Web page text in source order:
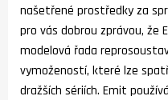
našetřené prostředky za
pro vás dobrou zprávou, že
modelová řada
vymožeností, které lze
dražších sériích. Emit